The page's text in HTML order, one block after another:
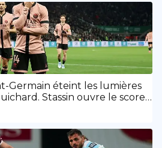
Germain éteint les lumières
Stassin ouvre le score,